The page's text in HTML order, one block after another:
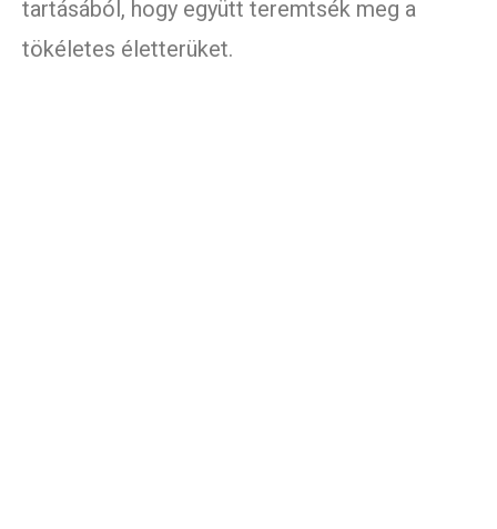
tartásából, hogy együtt teremtsék meg a
tökéletes életterüket.